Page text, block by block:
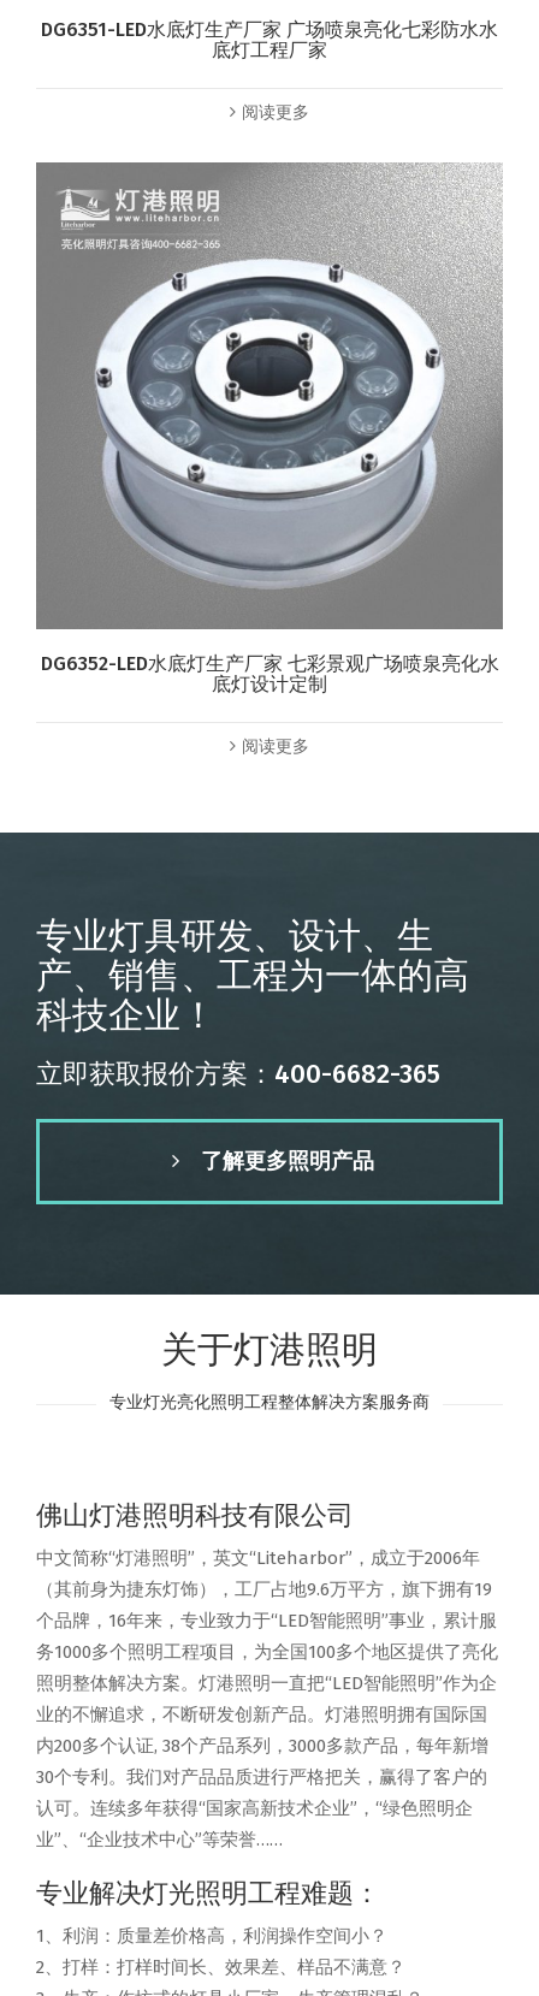
DG6351-LED水底灯生产厂家 广场喷泉亮化七彩防水水
底灯工程厂家
阅读更多
DG6352-LED水底灯生产厂家 七彩景观广场喷泉亮化水
底灯设计定制
阅读更多
专业灯具研发、设计、生
产、销售、工程为一体的高
科技企业！
立即获取报价方案：400-6682-365
了解更多照明产品
关于灯港照明
专业灯光亮化照明工程整体解决方案服务商
佛山灯港照明科技有限公司
中文简称“灯港照明”，英文“Liteharbor”，成立于2006年
（其前身为捷东灯饰），工厂占地9.6万平方，旗下拥有19
个品牌，16年来，专业致力于“LED智能照明”事业，累计服
务1000多个照明工程项目，为全国100多个地区提供了亮化
照明整体解决方案。灯港照明一直把“LED智能照明”作为企
业的不懈追求，不断研发创新产品。灯港照明拥有国际国
内200多个认证, 38个产品系列，3000多款产品，每年新增
30个专利。我们对产品品质进行严格把关，赢得了客户的
认可。连续多年获得“国家高新技术企业”，“绿色照明企
业”、“企业技术中心”等荣誉……
专业解决灯光照明工程难题：
1、利润：质量差价格高，利润操作空间小？
2、打样：打样时间长、效果差、样品不满意？